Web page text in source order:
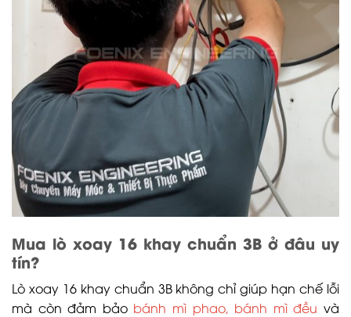
Mua lò xoay 16 khay chuẩn 3B ở đâu uy
tín?
Lò xoay 16 khay chuẩn 3B không chỉ giúp hạn chế lỗi
mà còn đảm bảo bánh mì phao, bánh mì đều và